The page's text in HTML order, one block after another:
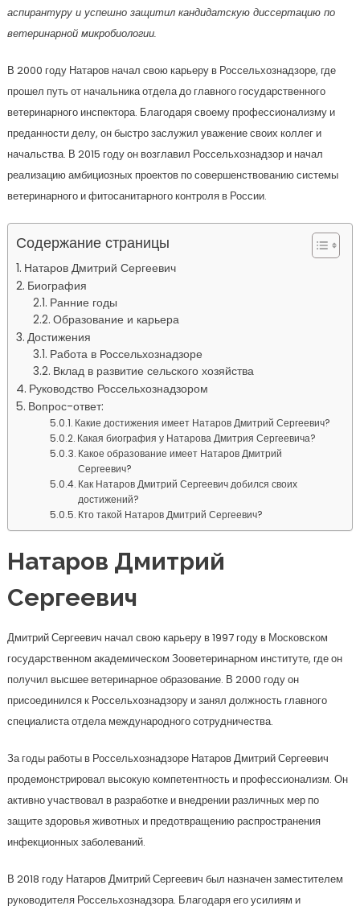
аспирантуру и успешно защитил кандидатскую диссертацию по
ветеринарной микробиологии.
В 2000 году Натаров начал свою карьеру в Россельхознадзоре, где
прошел путь от начальника отдела до главного государственного
ветеринарного инспектора. Благодаря своему профессионализму и
преданности делу, он быстро заслужил уважение своих коллег и
начальства. В 2015 году он возглавил Россельхознадзор и начал
реализацию амбициозных проектов по совершенствованию системы
ветеринарного и фитосанитарного контроля в России.
Содержание страницы
Натаров Дмитрий Сергеевич
Биография
Ранние годы
Образование и карьера
Достижения
Работа в Россельхознадзоре
Вклад в развитие сельского хозяйства
Руководство Россельхознадзором
Вопрос-ответ:
Какие достижения имеет Натаров Дмитрий Сергеевич?
Какая биография у Натарова Дмитрия Сергеевича?
Какое образование имеет Натаров Дмитрий
Сергеевич?
Как Натаров Дмитрий Сергеевич добился своих
достижений?
Кто такой Натаров Дмитрий Сергеевич?
Натаров Дмитрий
Сергеевич
Дмитрий Сергеевич начал свою карьеру в 1997 году в Московском
государственном академическом Зооветеринарном институте, где он
получил высшее ветеринарное образование. В 2000 году он
присоединился к Россельхознадзору и занял должность главного
специалиста отдела международного сотрудничества.
За годы работы в Россельхознадзоре Натаров Дмитрий Сергеевич
продемонстрировал высокую компетентность и профессионализм. Он
активно участвовал в разработке и внедрении различных мер по
защите здоровья животных и предотвращению распространения
инфекционных заболеваний.
В 2018 году Натаров Дмитрий Сергеевич был назначен заместителем
руководителя Россельхознадзора. Благодаря его усилиям и